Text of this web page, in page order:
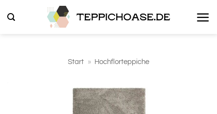
Inhalt
Start » Hochflorteppiche